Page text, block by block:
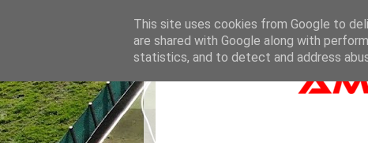
This site uses cookies from Google to
are shared with Google along with
statistics, and to detect and address